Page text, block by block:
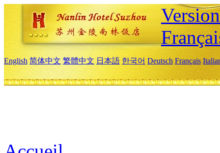
English 简体中文 繁體中文 日本語 한국어 Deutsch Français